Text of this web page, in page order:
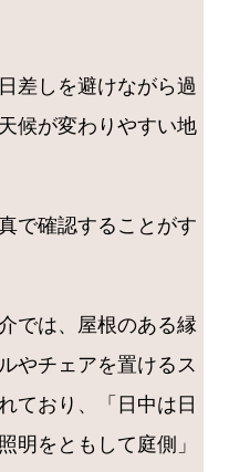
差しを避けながら過
候が変わりやすい地
で確認することがす
では、屋根のある縁
やチェアを置けるス
ており、「日中は日
明をともして庭側」